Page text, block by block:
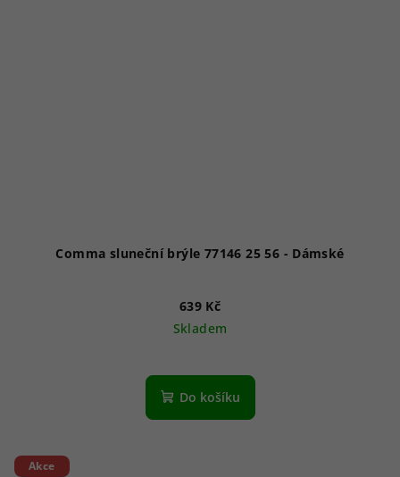
Comma sluneční brýle 77146 25 56 - Dámské
639 Kč
Skladem
Do košíku
Akce